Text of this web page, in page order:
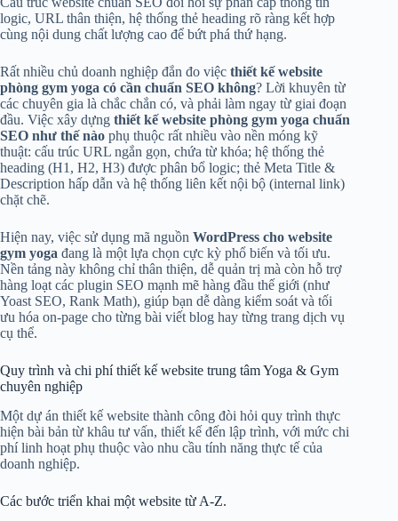
logic, URL thân thiện, hệ thống thẻ heading rõ ràng kết hợp
cùng nội dung chất lượng cao để bứt phá thứ hạng.
Rất nhiều chủ doanh nghiệp đắn đo việc thiết kế website
phòng gym yoga có cần chuẩn SEO không? Lời khuyên từ
các chuyên gia là chắc chắn có, và phải làm ngay từ giai đoạn
đầu. Việc xây dựng thiết kế website phòng gym yoga chuẩn
SEO như thế nào phụ thuộc rất nhiều vào nền móng kỹ
thuật: cấu trúc URL ngắn gọn, chứa từ khóa; hệ thống thẻ
heading (H1, H2, H3) được phân bổ logic; thẻ Meta Title &
Description hấp dẫn và hệ thống liên kết nội bộ (internal link)
chặt chẽ.
Hiện nay, việc sử dụng mã nguồn WordPress cho website
gym yoga đang là một lựa chọn cực kỳ phổ biến và tối ưu.
Nền tảng này không chỉ thân thiện, dễ quản trị mà còn hỗ trợ
hàng loạt các plugin SEO mạnh mẽ hàng đầu thế giới (như
Yoast SEO, Rank Math), giúp bạn dễ dàng kiểm soát và tối
ưu hóa on-page cho từng bài viết blog hay từng trang dịch vụ
cụ thể.
Quy trình và chi phí thiết kế website trung tâm Yoga & Gym
chuyên nghiệp
Một dự án thiết kế website thành công đòi hỏi quy trình thực
hiện bài bản từ khâu tư vấn, thiết kế đến lập trình, với mức chi
phí linh hoạt phụ thuộc vào nhu cầu tính năng thực tế của
doanh nghiệp.
Các bước triển khai một website từ A-Z.